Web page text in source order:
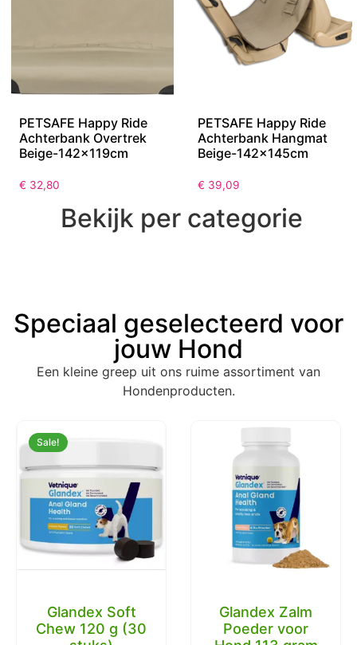
PETSAFE Happy Ride
Achterbank Overtrek
Beige-142x119cm
€ 32,80
PETSAFE Happy Ride
Achterbank Hangmat
Beige-142x145cm
€ 39,09
Bekijk per categorie
Speciaal geselecteerd voor
jouw Hond
Een kleine greep uit ons ruime assortiment van
Hondenproducten.
Glandex Zalm
Poeder voor
Chuckit Ultra Ball